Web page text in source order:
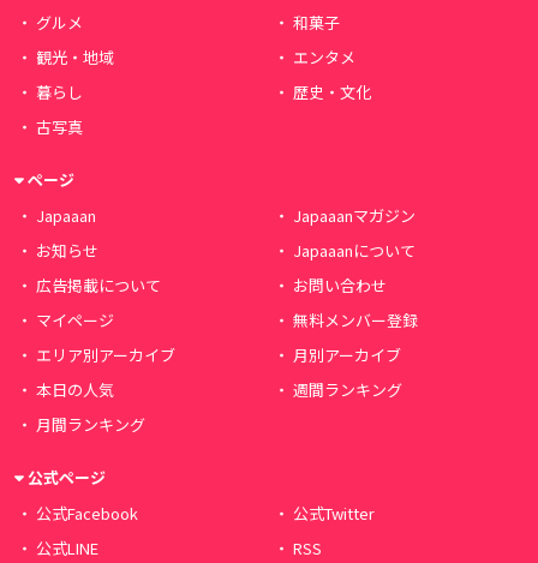
グルメ
和菓子
観光・地域
エンタメ
暮らし
歴史・文化
古写真
ページ
Japaaan
Japaaanマガジン
お知らせ
Japaaanについて
広告掲載について
お問い合わせ
マイページ
無料メンバー登録
エリア別アーカイブ
月別アーカイブ
本日の人気
週間ランキング
月間ランキング
公式ページ
公式Facebook
公式Twitter
公式LINE
RSS